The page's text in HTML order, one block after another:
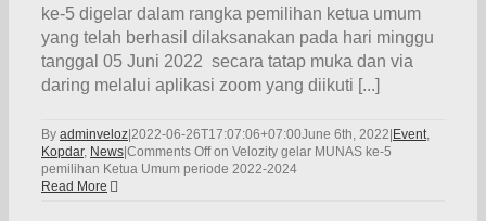
ke-5 digelar dalam rangka pemilihan ketua umum
yang telah berhasil dilaksanakan pada hari minggu
tanggal 05 Juni 2022 secara tatap muka dan via
daring melalui aplikasi zoom yang diikuti [...]
By adminveloz 2022-06-26T17:07:06+07:00June 6th, 2022 Event,
Kopdar, News Comments Offon Velozity gelar MUNAS ke-5
pemilihan Ketua Umum periode 2022-2024
Read More